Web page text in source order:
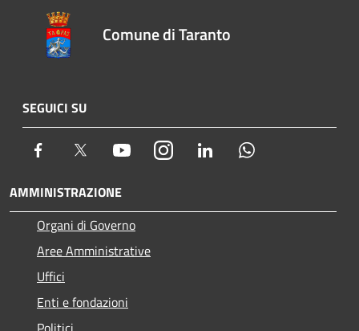
Comune di Taranto
SEGUICI SU
Facebook Twitter YoutubeInstagram LinkedIn
AMMINISTRAZIONE
Organi di Governo
Aree Amministrative
Uffici
Enti e fondazioni